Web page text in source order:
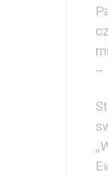
–